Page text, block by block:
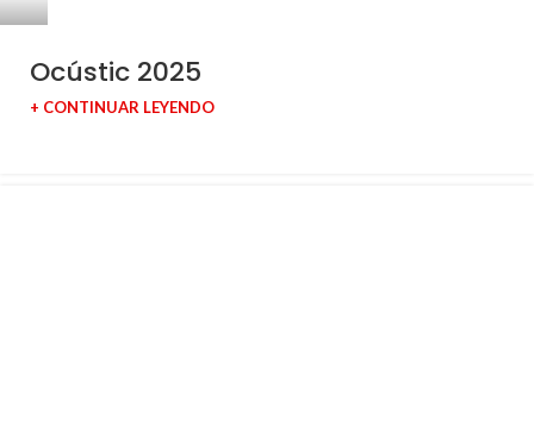
Ocústic 2025
+ CONTINUAR LEYENDO